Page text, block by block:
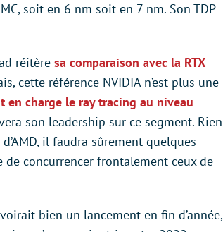
soit en 6 nm soit en 7 nm. Son TDP
réitère sa comparaison avec la RTX
cette référence NVIDIA n’est plus une
en charge le ray tracing au niveau
son leadership sur ce segment. Rien
il faudra sûrement quelques
concurrencer frontalement ceux de
bien un lancement en fin d’année,